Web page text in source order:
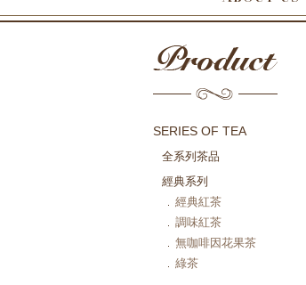
SERIES OF TEA
全系列茶品
經典系列
經典紅茶
調味紅茶
無咖啡因花果茶
綠茶